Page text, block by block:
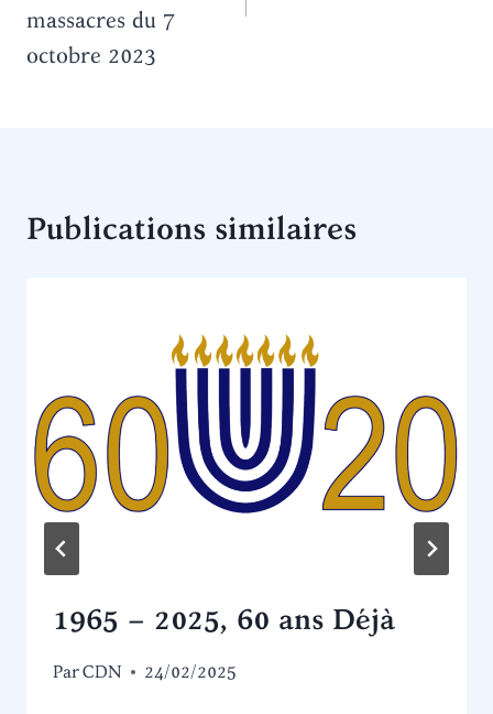
massacres du 7
octobre 2023
Publications similaires
1965 – 2025, 60 ans Déjà
ParCDN 24/02/2025